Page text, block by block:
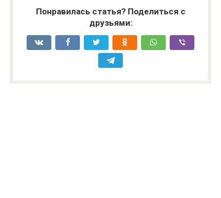
Понравилась статья? Поделиться с
друзьями: